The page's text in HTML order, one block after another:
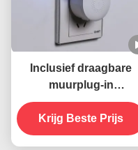
Inclusief draagbare
muurplug-in
stopcontact elektrische
395 NM UV
muggenverdelgende
Krijg Beste Prijs